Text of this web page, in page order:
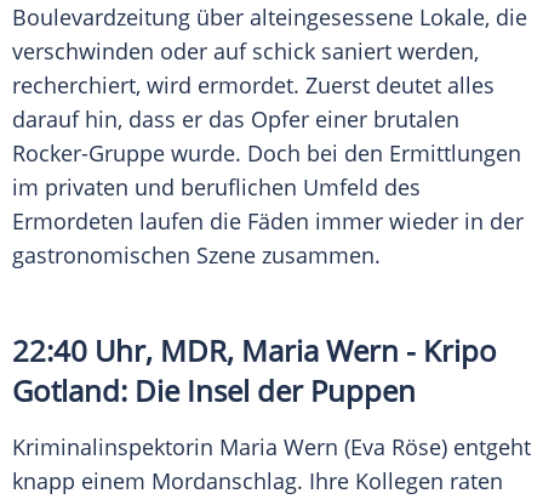
Boulevardzeitung über alteingesessene Lokale, die
verschwinden oder auf schick saniert werden,
recherchiert, wird ermordet. Zuerst deutet alles
darauf hin, dass er das Opfer einer brutalen
Rocker-Gruppe wurde. Doch bei den Ermittlungen
im privaten und beruflichen Umfeld des
Ermordeten laufen die Fäden immer wieder in der
gastronomischen Szene zusammen.
22:40 Uhr, MDR, Maria Wern - Kripo
Gotland: Die Insel der Puppen
Kriminalinspektorin Maria Wern (Eva Röse) entgeht
knapp einem Mordanschlag. Ihre Kollegen raten